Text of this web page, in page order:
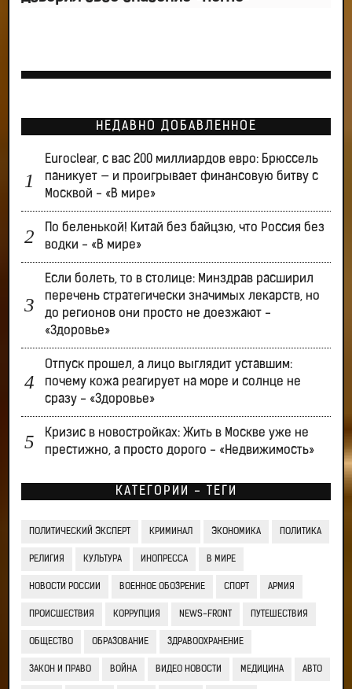
НЕДАВНО ДОБАВЛЕННОЕ
Euroclear, с вас 200 миллиардов евро: Брюссель
паникует — и проигрывает финансовую битву с
Москвой - «В мире»
По беленькой! Китай без байцзю, что Россия без
водки - «В мире»
Если болеть, то в столице: Минздрав расширил
перечень стратегически значимых лекарств, но
до регионов они просто не доезжают -
«Здоровье»
Отпуск прошел, а лицо выглядит уставшим:
почему кожа реагирует на море и солнце не
сразу - «Здоровье»
Кризис в новостройках: Жить в Москве уже не
престижно, а просто дорого - «Недвижимость»
КАТЕГОРИИ - ТЕГИ
ПОЛИТИЧЕСКИЙ ЭКСПЕРТ КРИМИНАЛ ЭКОНОМИКА ПОЛИТИКА
РЕЛИГИЯ КУЛЬТУРА ИНОПРЕССА В МИРЕ
НОВОСТИ РОССИИ ВОЕННОЕ ОБОЗРЕНИЕ СПОРТ АРМИЯ
ПРОИСШЕСТВИЯ КОРРУПЦИЯ NEWS-FRONT ПУТЕШЕСТВИЯ
ОБЩЕСТВО ОБРАЗОВАНИЕ ЗДРАВООХРАНЕНИЕ
ЗАКОН И ПРАВО ВОЙНА ВИДЕО НОВОСТИ МЕДИЦИНА АВТО